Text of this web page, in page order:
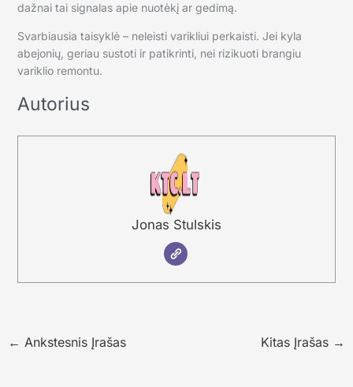
dažnai tai signalas apie nuotėkį ar gedimą.
Svarbiausia taisyklė – neleisti varikliui perkaisti. Jei kyla
abejonių, geriau sustoti ir patikrinti, nei rizikuoti brangiu
variklio remontu.
Autorius
Jonas Stulskis
← Ankstesnis Įrašas Kitas Įrašas →